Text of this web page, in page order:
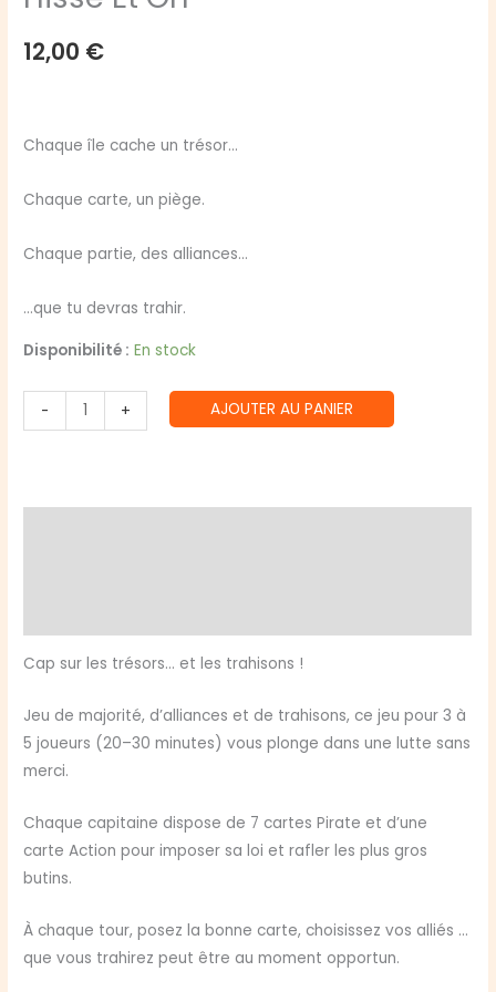
12,00 €
Chaque île cache un trésor…
Chaque carte, un piège.
Chaque partie, des alliances…
…que tu devras trahir.
Disponibilité : En stock
-
quantité
de
+ AJOUTER AU PANIER
Cap sur les trésors… et les trahisons !
Jeu de majorité, d’alliances et de trahisons, ce jeu pour 3 à
5 joueurs (20–30 minutes) vous plonge dans une lutte sans
merci.
Chaque capitaine dispose de 7 cartes Pirate et d’une
carte Action pour imposer sa loi et rafler les plus gros
butins.
À chaque tour, posez la bonne carte, choisissez vos alliés …
que vous trahirez peut être au moment opportun.